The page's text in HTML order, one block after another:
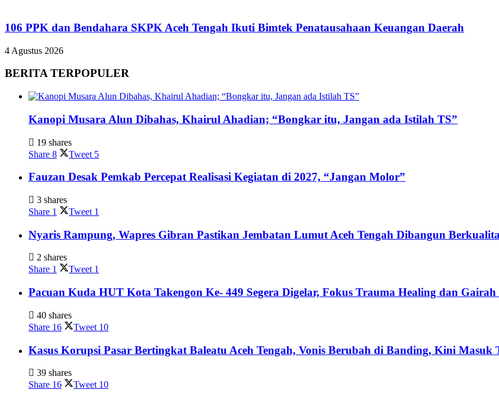
106 PPK dan Bendahara SKPK Aceh Tengah Ikuti Bimtek Penatausahaan Keuangan Daerah
4 Agustus 2026
BERITA TERPOPULER
Kanopi Musara Alun Dibahas, Khairul Ahadian; “Bongkar itu, Jangan ada Istilah TS”
19 shares
Share 8 Tweet 5
Fauzan Desak Pemkab Percepat Realisasi Kegiatan di 2027, “Jangan Molor”
3 shares
Share 1 Tweet 1
Nyaris Rampung, Wapres Gibran Pastikan Jembatan Lumut Aceh Tengah Dibangun
2 shares
Share 1 Tweet 1
Pacuan Kuda HUT Kota Takengon Ke- 449 Segera Digelar, Fokus Trauma Healing dan
40 shares
Share 16 Tweet 10
Kasus Korupsi Pasar Bertingkat Baleatu Aceh Tengah, Vonis Berubah di Banding, Kini Masuk
39 shares
Share 16 Tweet 10